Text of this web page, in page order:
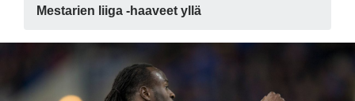
Mestarien liiga -haaveet yllä